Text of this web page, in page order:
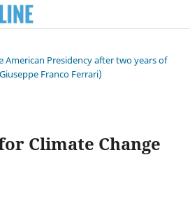
American Presidency after two years of
Franco Ferrari)
Climate Change